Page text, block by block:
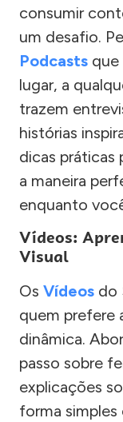
consumir
um desafio.
Podcasts que
lugar, a
trazem
histórias
dicas práticas
a maneira
enquanto
Vídeos:
Visual
Os Vídeos do
quem prefere
dinâmica.
passo sobre
explicações
forma simples